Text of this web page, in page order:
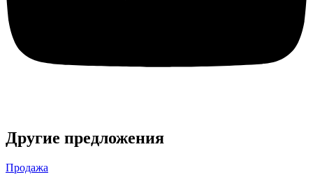
Другие предложения
Продажа